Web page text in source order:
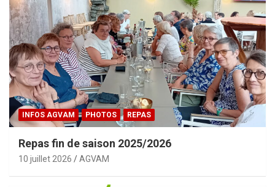
INFOS AGVAM PHOTOS REPAS
Repas fin de saison 2025/2026
10 juillet 2026 AGVAM